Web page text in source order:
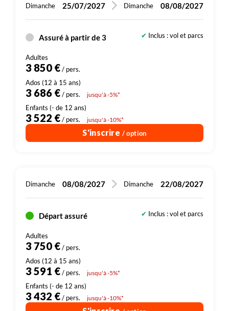
Dimanche 25/07/2027 Dimanche 08/08/2027
Assuré à partir de 3
Inclus : vol et parcs
3 850 €/ pers.
3 686 €/ pers. jusqu'à -5%*
3 522 €/ pers. jusqu'à -10%*
S'inscrire / option
Dimanche 08/08/2027 Dimanche 22/08/2027
Départ assuré
Inclus : vol et parcs
3 750 €/ pers.
3 591 €/ pers. jusqu'à -5%*
3 432 €/ pers. jusqu'à -10%*